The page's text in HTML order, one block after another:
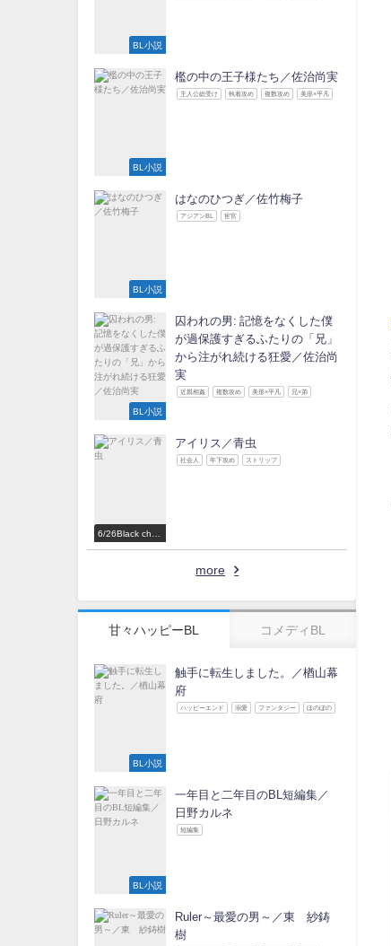
BL小説
BL小説
檻の中の王子様たち／佐治尚実
主人公総受け 執着攻め 複数攻め 美形×平凡
BL小説
はなのひつぎ／佐竹梅子
アジアンBL 宦官
BL小説
囚われの男: 記憶をなくした僕
が過保護すぎるふたりの「兄」
から注がれ続ける狂愛／佐治尚
実
近親相姦 複数攻め 美形×平凡 兄×弟
6/26Black choc
アイリス／青虫
社会人 年下攻め ストリップ
more
甘々ハッピーBL コメディBL
BL小説
触手に転生しました。／楢山幕
府
ハッピーエンド 溺愛 ファンタジー ほのぼの
BL小説
一年目と二年目のBL短編集／
日野カルネ
短編集
Ruler～最愛の男～／東 紗鋳
樹